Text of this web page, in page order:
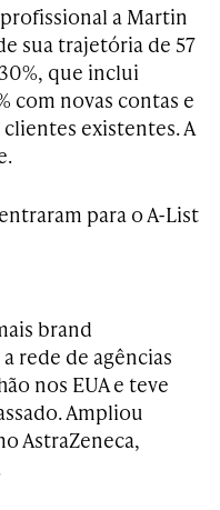
a Martin
sua trajetória de 57
que inclui
com novas contas e
existentes. A
para o A-List
brand
rede de agências
nos EUA e teve
Ampliou
AstraZeneca,